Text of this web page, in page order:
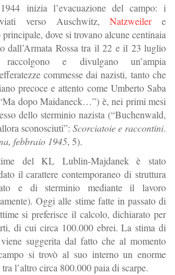
inizia l’evacuazione del campo: i
verso Auschwitz,Natzweilere
dove si trovano alcune centinaia
dall’Armata Rossa tra il 22 e il 23 luglio
e divulgano un’ampia
commesse dai nazisti, tanto che
precoce e attento come Umberto Saba
dopo Maidaneck…”) è, nei primi mesi
dello sterminio nazista (“Buchenwald,
sconosciuti”: Scorciatoie e raccontini.
febbraio 1945, 5).
del KL Lublin-Majdanek è stato
il carattere contemporaneo di struttura
e di sterminio mediante il lavoro
Oggi alle stime fatte in passato di
si preferisce il calcolo, dichiarato per
di cui circa 100.000 ebrei. La stima di
suggerita dal fatto che al momento
si trovò al suo interno un enorme
l’altro circa 800.000 paia di scarpe.